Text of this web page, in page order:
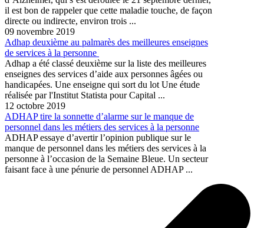
il est bon de rappeler que cette maladie touche, de façon
directe ou indirecte, environ trois ...
09 novembre 2019
Adhap deuxième au palmarès des meilleures enseignes
de services à la personne
Adhap a été classé deuxième sur la liste des meilleures
enseignes des services d’aide aux personnes âgées ou
handicapées. Une enseigne qui sort du lot Une étude
réalisée par l'Institut Statista pour Capital ...
12 octobre 2019
ADHAP tire la sonnette d’alarme sur le manque de
personnel dans les métiers des services à la personne
ADHAP essaye d’avertir l’opinion publique sur le
manque de personnel dans les métiers des services à la
personne à l’occasion de la Semaine Bleue. Un secteur
faisant face à une pénurie de personnel ADHAP ...